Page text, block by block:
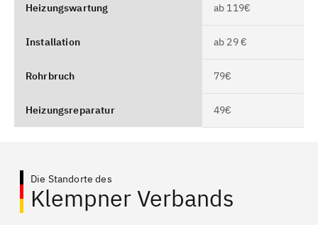
Heizungswartung ab 119€
Installation ab 29 €
Rohrbruch 79€
Heizungsreparatur 49€
Die Standorte des
Klempner Verbands